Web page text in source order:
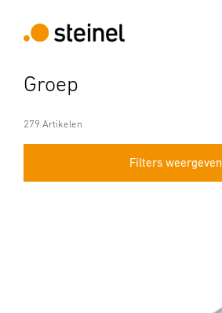
Groep
279 Artikelen
Filters weergeven